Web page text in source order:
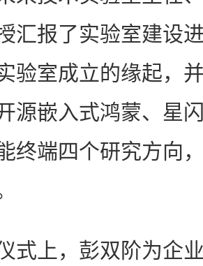
汇报了实验室建设
验室成立的缘起，
源嵌入式鸿蒙、星
终端四个研究方向
上，彭双阶为企业